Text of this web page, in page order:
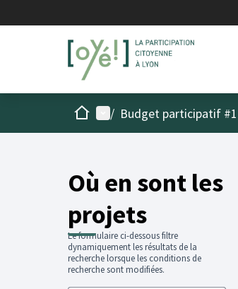
AccueilMenu principal
/ Budget participatif #1
Où en sont les
projets
Le formulaire ci-dessous filtre
dynamiquement les résultats de la
recherche lorsque les conditions de
recherche sont modifiées.